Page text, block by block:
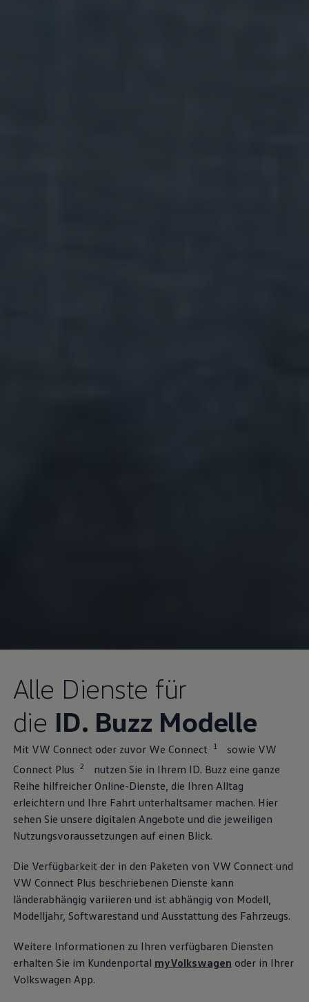
Alle Dienste für
die ID. Buzz Modelle
Mit VW Connect oder zuvor We Connect 1
sowie VW
Connect Plus
2 nutzen Sie in Ihrem ID. Buzz eine ganze
Reihe hilfreicher Online-Dienste, die Ihren Alltag
erleichtern und Ihre Fahrt unterhaltsamer machen. Hier
sehen Sie unsere digitalen Angebote und die jeweiligen
Nutzungsvoraussetzungen auf einen Blick.
Die Verfügbarkeit der in den Paketen von VW Connect und
VW Connect Plus beschriebenen Dienste kann
länderabhängig variieren und ist abhängig von Modell,
Modelljahr, Softwarestand und Ausstattung des Fahrzeugs.
Weitere Informationen zu Ihren verfügbaren Diensten
erhalten Sie im Kundenportal myVolkswagen oder in Ihrer
Volkswagen App.